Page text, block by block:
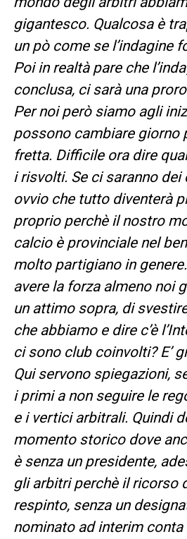
gigantesco. Qualcosa è
un pò come se l’indagine
Poi in realtà pare che
conclusa, ci sarà una
Per noi però siamo agli
possono cambiare giorno
fretta. Difficile ora dire
i risvolti. Se ci saranno
ovvio che tutto diventerà
proprio perchè il nostro
calcio è provinciale nel
molto partigiano in
avere la forza almeno noi
un attimo sopra, di
che abbiamo e dire c’è
ci sono club coinvolti? E’
Qui servono spiegazioni,
i primi a non seguire le
e i vertici arbitrali. Quindi
momento storico dove
è senza un presidente,
gli arbitri perchè il ricorso
respinto, senza un
nominato ad interim